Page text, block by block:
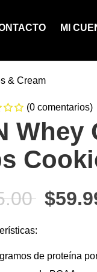
MI
& Cream
on
(0 comentarios)
Whey
El
$
de proteína